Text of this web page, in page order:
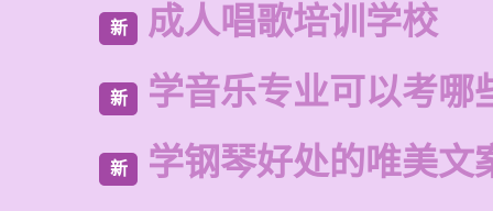
新 成人唱歌培训学校
新 学音乐专业可以考哪
新 学钢琴好处的唯美文